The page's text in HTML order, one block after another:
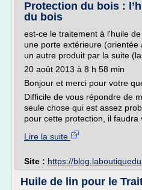
Protection du bois :
du bois
est-ce le traitement à l'huile
une porte extérieure
un autre produit par la suite
20 août 2013 à 8 h 58 min
Bonjour et merci pour votre
Difficile de vous répondre de
seule chose qui est assez
pour cette protection, il faudra
Lire la suite
Site : https://
Huile de lin pour le